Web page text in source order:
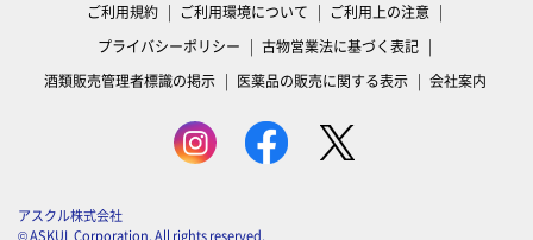
ご利用規約 ご利用環境について
ご利用上の注意
プライバシーポリシー
古物営業法に基づく表記
酒類販売管理者標識の掲示
医薬品の販売に関する表示 会社案内
アスクル株式会社
© ASKUL Corporation. All rights reserved.